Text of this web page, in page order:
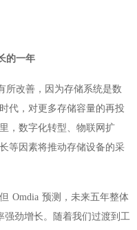
的一年
所改善，因为存储系统是数
代，对更多存储容量的再投
，数字化转型、物联网扩
等因素将推动存储设备的采
Omdia 预测，未来五年整体
强劲增长。随着我们过渡到工